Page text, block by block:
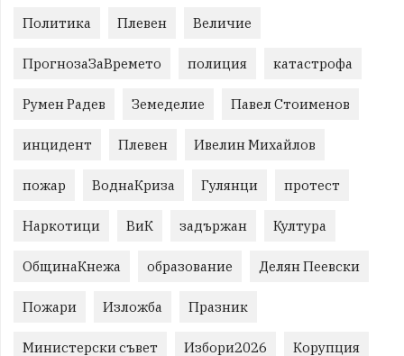
Политика Плевен Величие
ПрогнозаЗаВремето полиция катастрофа
Румен Радев Земеделие Павел Стоименов
инцидент Плевен Ивелин Михайлов
пожар ВоднаКриза Гулянци протест
Наркотици ВиК задържан Култура
ОбщинаКнежа образование Делян Пеевски
Пожари Изложба Празник
Министерски съвет Избори2026 Корупция